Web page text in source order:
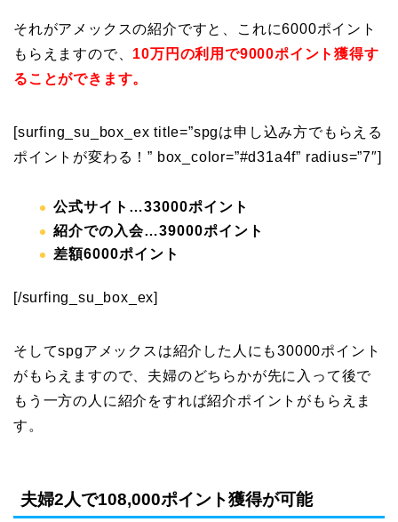
それがアメックスの紹介ですと、これに6000ポイント
もらえますので、 10万円の利用で9000ポイント獲得す
ることができます。
[surfing_su_box_ex title=”spgは申し込み方でもらえる
ポイントが変わる！” box_color=”#d31a4f” radius=”7″]
公式サイト…33000ポイント
紹介での入会…39000ポイント
差額6000ポイント
[/surfing_su_box_ex]
そしてspgアメックスは紹介した人にも30000ポイント
がもらえますので、夫婦のどちらかが先に入って後で
もう一方の人に紹介をすれば紹介ポイントがもらえま
す。
夫婦2人で108,000ポイント獲得が可能